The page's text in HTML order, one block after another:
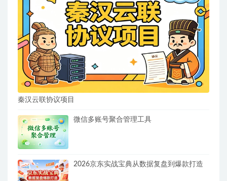
秦汉云联协议项目
微信多账号聚合管理工具
2026京东实战宝典从数据复盘到爆款打造